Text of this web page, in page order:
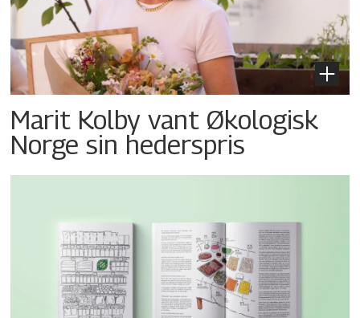
Marit Kolby vant Økologisk
Norge sin hederspris